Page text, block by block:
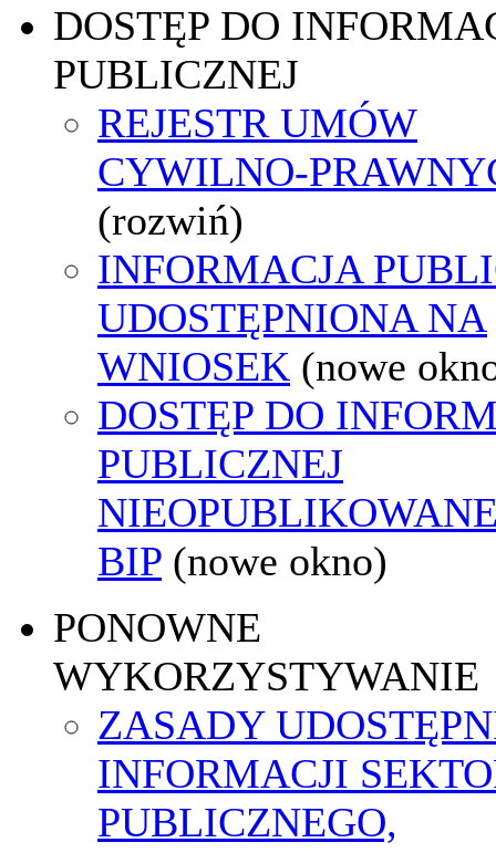
DOSTĘP DO
PUBLICZNEJ
REJESTR UMÓW
CYWILNO-
(rozwiń)
INFORMACJA
UDOSTĘPNIONA NA
WNIOSEK (nowe
DOSTĘP DO
PUBLICZNEJ
BIP (nowe okno)
PONOWNE
WYKORZYSTYWANIE
ZASADY
INFORMACJI
PUBLICZNEGO,